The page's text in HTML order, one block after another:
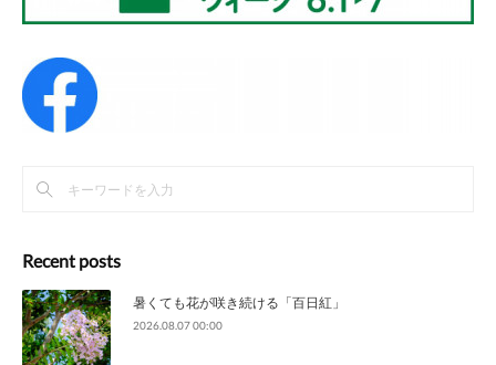
Recent posts
暑くても花が咲き続ける「百日紅」
2026.08.07 00:00